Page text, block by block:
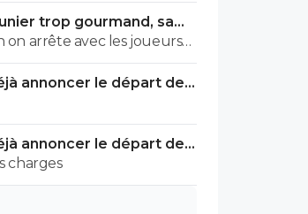
trop gourmand, sa
annulée
on arrête avec les joueurs
annoncer le départ de
annoncer le départ de
charges